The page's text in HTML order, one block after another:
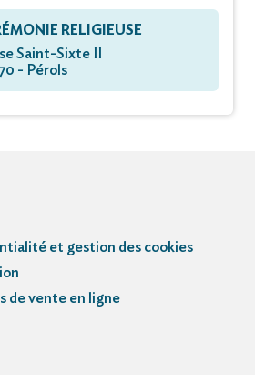
RELIGIEUSE
Saint-Sixte II
- Pérols
et gestion des cookies
de vente en ligne